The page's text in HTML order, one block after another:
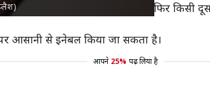
को रिपेयर के लिए देते समय या फिर किसी
आसानी से इनेबल किया जा सकता है।
आपने 25% पढ़ लिया है